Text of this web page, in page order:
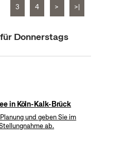
3 4 > >|
Donnerstags
in Köln-Kalk-Brück
und geben Sie im
ab.